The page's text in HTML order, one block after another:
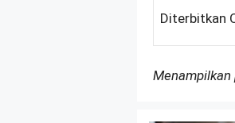
Diterbitkan
Menampilkan